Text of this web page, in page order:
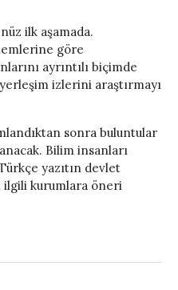
ilk aşamada.
göre
ayrıntılı biçimde
izlerini araştırmayı
sonra buluntular
Bilim insanları
yazıtın devlet
ilgili kurumlara öneri